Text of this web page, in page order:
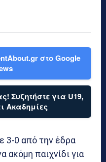
στο Google
Συζητήστε για U19,
Ακαδημίες
3-0 από την έδρα
ακόμη παιχνίδι για